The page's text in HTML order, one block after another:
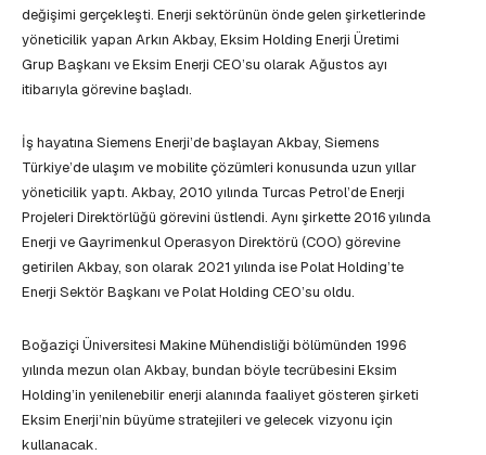
değişimi gerçekleşti. Enerji sektörünün önde gelen şirketlerinde
yöneticilik yapan Arkın Akbay, Eksim Holding Enerji Üretimi
Grup Başkanı ve Eksim Enerji CEO’su olarak Ağustos ayı
itibarıyla görevine başladı.
İş hayatına Siemens Enerji’de başlayan Akbay, Siemens
Türkiye’de ulaşım ve mobilite çözümleri konusunda uzun yıllar
yöneticilik yaptı. Akbay, 2010 yılında Turcas Petrol’de Enerji
Projeleri Direktörlüğü görevini üstlendi. Aynı şirkette 2016 yılında
Enerji ve Gayrimenkul Operasyon Direktörü (COO) görevine
getirilen Akbay, son olarak 2021 yılında ise Polat Holding’te
Enerji Sektör Başkanı ve Polat Holding CEO’su oldu.
Boğaziçi Üniversitesi Makine Mühendisliği bölümünden 1996
yılında mezun olan Akbay, bundan böyle tecrübesini Eksim
Holding’in yenilenebilir enerji alanında faaliyet gösteren şirketi
Eksim Enerji’nin büyüme stratejileri ve gelecek vizyonu için
kullanacak.